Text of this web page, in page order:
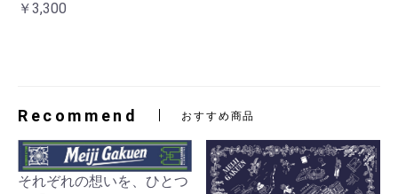
￥3,300
Recommend おすすめ商品
それぞれの想いを、ひとつ